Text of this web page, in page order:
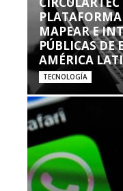
MAPEAR E
PÚBLICAS DE
AMÉRICA
TECNOLOGÍA